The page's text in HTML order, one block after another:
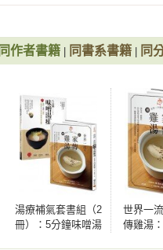
❖吃得飽的瘦身湯︙068／
❖蔬菜多多豆漿湯︙069／
低體溫
❖暖身百分百的白菜羹︙074
畏寒
❖喝了全身暖呼呼！雞肉丸湯
❖熱情的「紅」湯︙078／
髮量稀疏、掉髮
❖補氣健髮湯︙079／081
同作者書籍 同書系書籍 同
湯療補氣套書組（2
冊）：5分鐘味噌湯
世界一
傳雞湯